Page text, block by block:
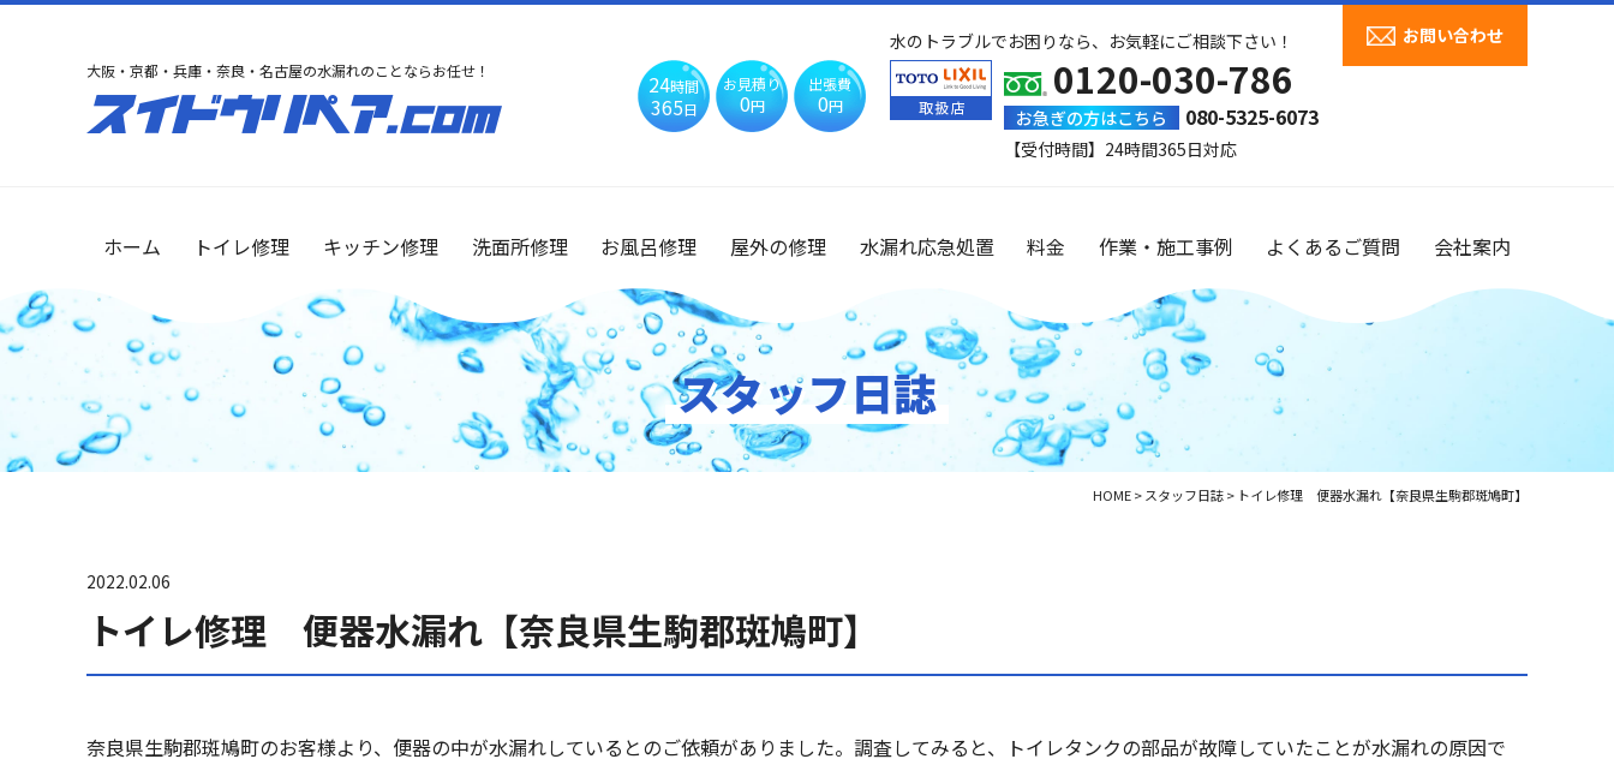
大阪・京都・兵庫・奈良・名古屋の水漏れのことならお任せ！ 24時間
365日
お見積り
0円
出張費
0円
水のトラブルでお困りなら、お気軽にご相談下さい！
0120-030-786
お急ぎの方はこちら 080-5325-6073
【受付時間】24時間365日対応
お問い合わせ
ホーム トイレ修理 キッチン修理 洗面所修理 お風呂修理 屋外の修理 水漏れ応急処置 料金 作業・施工事例 よくあるご質問 会社案内
スタッフ日誌
HOME> スタッフ日誌> トイレ修理 便器水漏れ【奈良県生駒郡斑鳩町】
2022.02.06
トイレ修理 便器水漏れ【奈良県生駒郡斑鳩町】
奈良県生駒郡斑鳩町のお客様より、便器の中が水漏れしているとのご依頼がありました。調査してみると、トイレタンクの部品が故障していたことが水漏れの原因で